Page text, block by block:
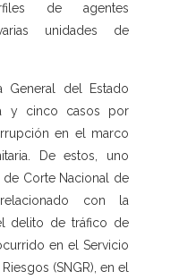
de agentes
unidades de
General del Estado
y cinco casos por
en el marco
De estos, uno
Corte Nacional de
con la
delito de tráfico de
en el Servicio
(SNGR), en el